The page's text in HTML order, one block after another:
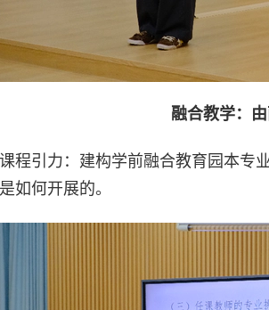
融合教学：
程引力：建构学前融合教育园本专
如何开展的。